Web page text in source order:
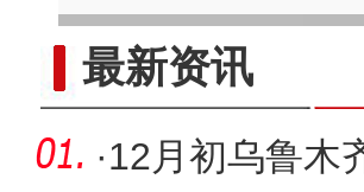
最新资讯
·12月初乌鲁木